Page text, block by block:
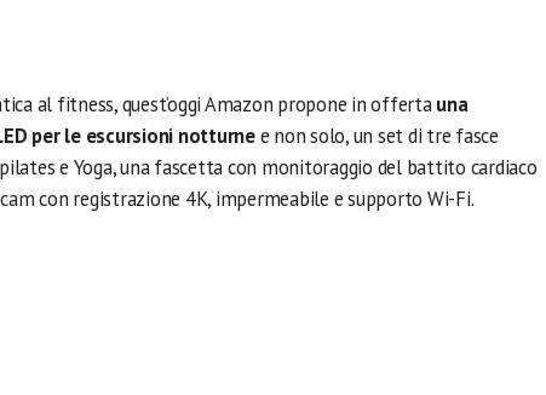
al fitness, quest’oggi Amazon propone in offertauna
per le escursioni notturnee non solo, un set di tre fasce
e Yoga, una fascetta con monitoraggio del battito cardiaco
con registrazione 4K, impermeabile e supporto Wi-Fi.